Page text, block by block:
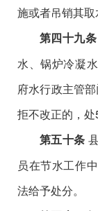
施或者吊销其取
第四十九条
水、锅炉冷凝
府水行政主管
拒不改正的，处
第五十条
员在节水工作
法给予处分。